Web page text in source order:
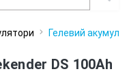
Гелевий
DS 100Ah